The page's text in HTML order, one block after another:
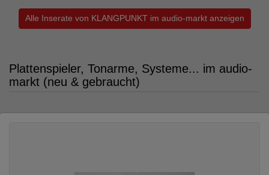
Alle Inserate von KLANGPUNKT im audio-markt anzeigen
Plattenspieler, Tonarme, Systeme... im audio-
markt (neu & gebraucht)